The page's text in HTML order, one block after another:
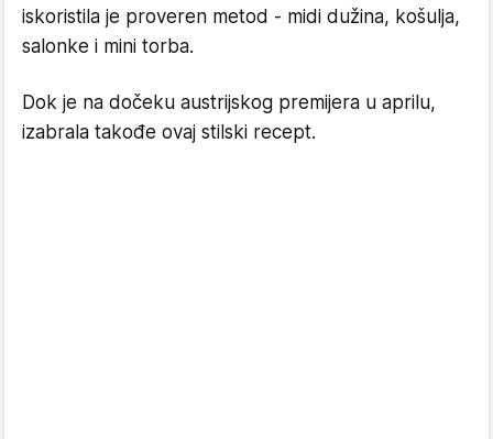
iskoristila je proveren metod - midi dužina, košulja,
salonke i mini torba.
Dok je na dočeku austrijskog premijera u aprilu,
izabrala takođe ovaj stilski recept.